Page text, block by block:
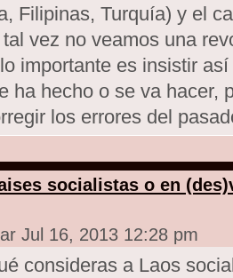
Filipinas, Turquía) y el
vez no veamos una
importante es insistir
ha hecho o se va hacer,
los errores del
socialistas o en
Jul 16, 2013 12:28 pm
consideras a Laos